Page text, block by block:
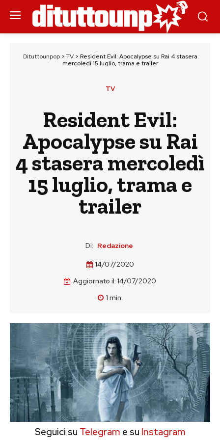
Dituttounpop> TV> Resident Evil: Apocalypse su Rai 4 stasera
mercoledì 15 luglio, trama e trailer
TV
Resident Evil:
Apocalypse su Rai
4 stasera mercoledì
15 luglio, trama e
trailer
Di: Redazione
14/07/2020
Aggiornato il: 14/07/2020
1 min.
Seguici su Telegram e su Instagram